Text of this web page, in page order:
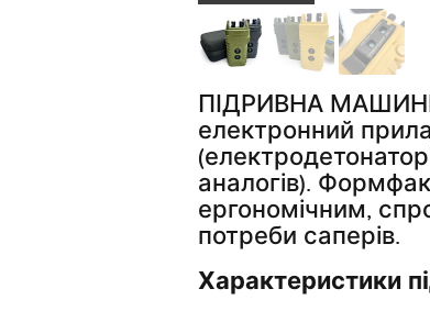
ПІДРИВНА
електронний
аналогів).
ергономічним,
потреби саперів.
Характеристики